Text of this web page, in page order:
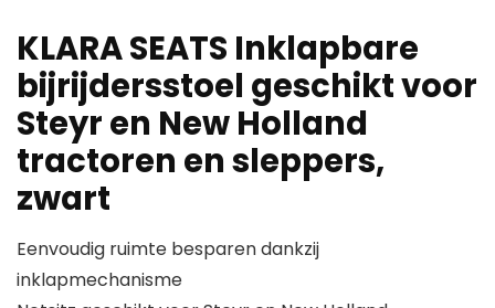
KLARA SEATS Inklapbare
bijrijdersstoel geschikt voor
Steyr en New Holland
tractoren en sleppers,
zwart
Eenvoudig ruimte besparen dankzij
inklapmechanisme